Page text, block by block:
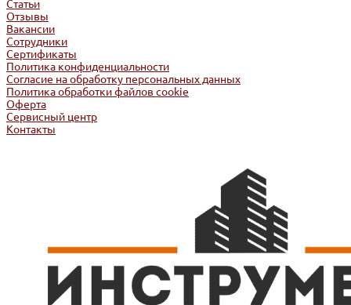
Статьи
Отзывы
Вакансии
Сотрудники
Сертификаты
Политика конфиденциальности
Согласие на обработку персональных данных
Политика обработки файлов cookie
Оферта
Сервисный центр
Контакты